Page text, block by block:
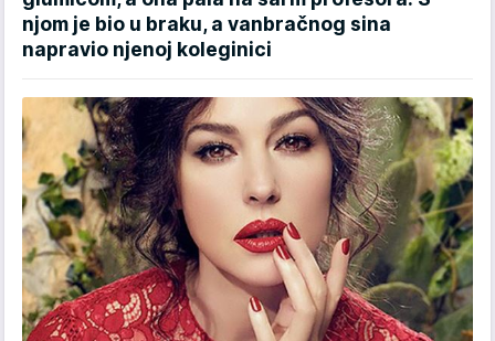
njom je bio u braku, a vanbračnog sina
napravio njenoj koleginici